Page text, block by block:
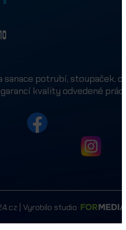
sanace potrubí, stoupaček,
kvality odvedené
| Vyrobilo studio